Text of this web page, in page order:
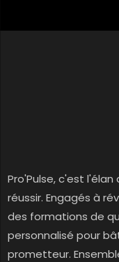
Pro'Pulse, c'est
réussir. Engagés à
des formations de
personnalisé pour
prometteur.